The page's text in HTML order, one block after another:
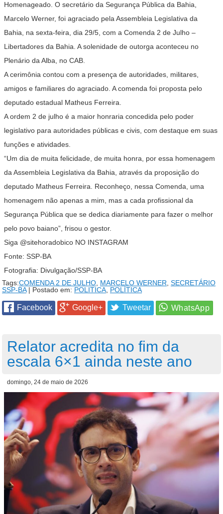
Homenageado. O secretário da Segurança Pública da Bahia,
Marcelo Werner, foi agraciado pela Assembleia Legislativa da
Bahia, na sexta-feira, dia 29/5, com a Comenda 2 de Julho –
Libertadores da Bahia. A solenidade de outorga aconteceu no
Plenário da Alba, no CAB.
A cerimônia contou com a presença de autoridades, militares,
amigos e familiares do agraciado. A comenda foi proposta pelo
deputado estadual Matheus Ferreira.
A ordem 2 de julho é a maior honraria concedida pelo poder
legislativo para autoridades públicas e civis, com destaque em suas
funções e atividades.
“Um dia de muita felicidade, de muita honra, por essa homenagem
da Assembleia Legislativa da Bahia, através da proposição do
deputado Matheus Ferreira. Reconheço, nessa Comenda, uma
homenagem não apenas a mim, mas a cada profissional da
Segurança Pública que se dedica diariamente para fazer o melhor
pelo povo baiano”, frisou o gestor.
Siga @sitehoradobico NO INSTAGRAM
Fonte: SSP-BA
Fotografia: Divulgação/SSP-BA
Tags:COMENDA 2 DE JULHO MARCELO WERNER SECRETÁRIO
SSP-BA| Postado em: POLITICA POLÍTICA
Facebook Google+ Tweetar
Relator acredita no fim da
escala 6×1 ainda neste ano
domingo, 24 de maio de 2026